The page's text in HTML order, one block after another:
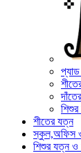
প্যাড
শীতের যত্ন
স্কুল,অফিস ও
শিশুর যত্ন ও